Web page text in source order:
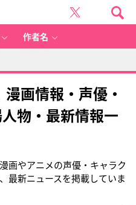
作者名
画情報・声優・
物・最新情報一
画やアニメの声優・キャラク
最新ニュースを掲載していま